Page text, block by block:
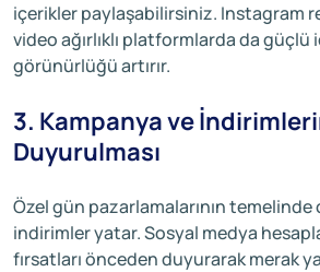
içerikler paylaşabilirsiniz. Instagram
video ağırlıklı platformlarda da
görünürlüğü artırır.
3. Kampanya ve
Duyurulması
Özel gün pazarlamalarının
indirimler yatar. Sosyal medya
fırsatları önceden duyurarak merak